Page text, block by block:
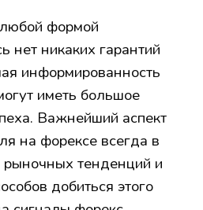
формой
нет никаких гарантий
информированность
иметь большое
Важнейший аспект
на форексе всегда в
рыночных тенденций и
добиться этого